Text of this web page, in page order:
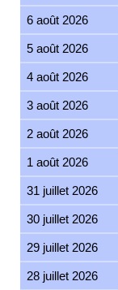
6 août 2026
5 août 2026
4 août 2026
3 août 2026
2 août 2026
1 août 2026
31 juillet 2026
30 juillet 2026
29 juillet 2026
28 juillet 2026